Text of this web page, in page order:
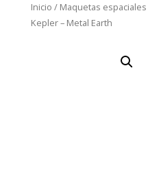
Inicio / Maquetas espaciales
Kepler – Metal Earth